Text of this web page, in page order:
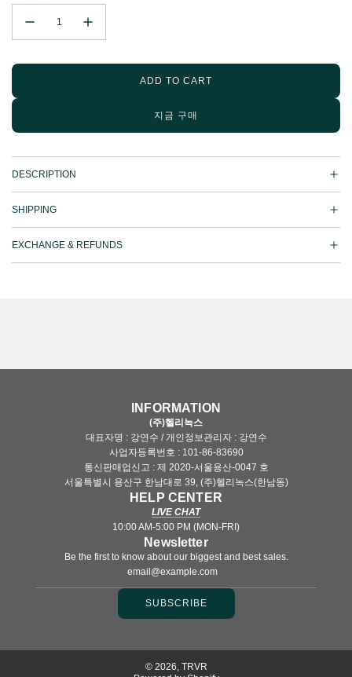
ADD TO CART
L
A
D
.
지금 구매
DESCRIPTION
SHIPPING
EXCHANGE & REFUNDS
INFORMATION
(주)헬리녹스
대표자명 : 강연수 / 개인정보관리자 : 강연수
사업자등록번호 : 101-86-83690
통신판매업신고 : 제 2020-서울용산-0047 호
서울특별시 용산구 한남대로 39, (주)헬리녹스(한남동)
HELP CENTER
LIVE CHAT
10:00 AM-5:00 PM (MON-FRI)
Newsletter
Be the first to know about our biggest and best sales.
SUBSCRIBE
© 2026, TRVR